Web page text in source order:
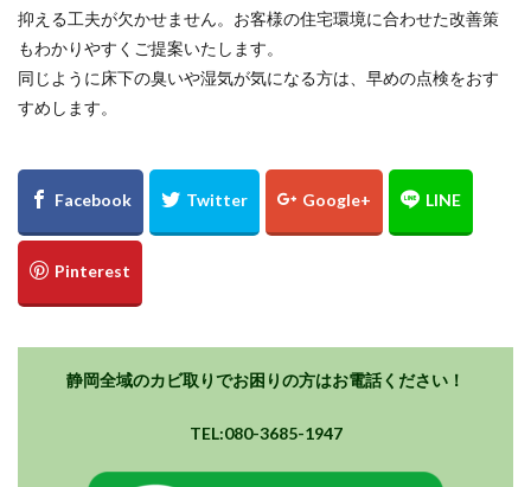
抑える工夫が欠かせません。お客様の住宅環境に合わせた改善策
もわかりやすくご提案いたします。
同じように床下の臭いや湿気が気になる方は、早めの点検をおす
すめします。
静岡全域のカビ取りでお困りの方はお電話ください！
TEL:080-3685-1947